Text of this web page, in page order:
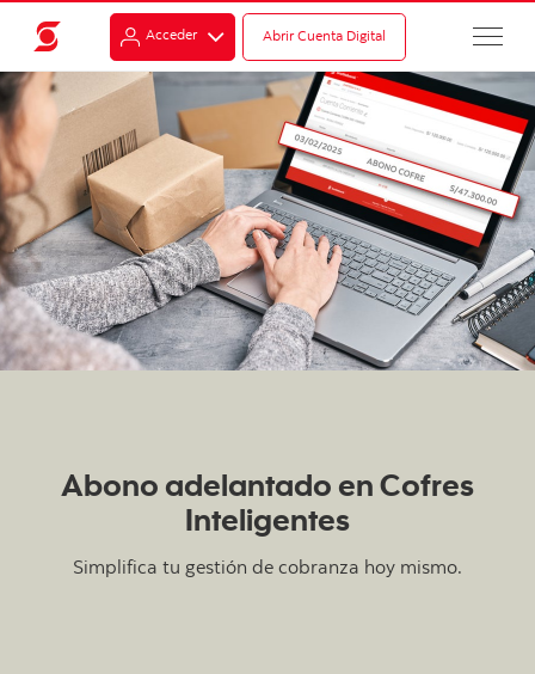
Acceder Abrir Cuenta Digital
Abono adelantado en Cofres
Inteligentes
Simplifica tu gestión de cobranza hoy mismo.